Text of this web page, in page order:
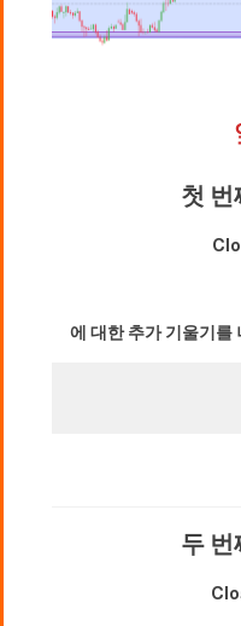
첫 번
에 대한 추가 기울기를
두 번